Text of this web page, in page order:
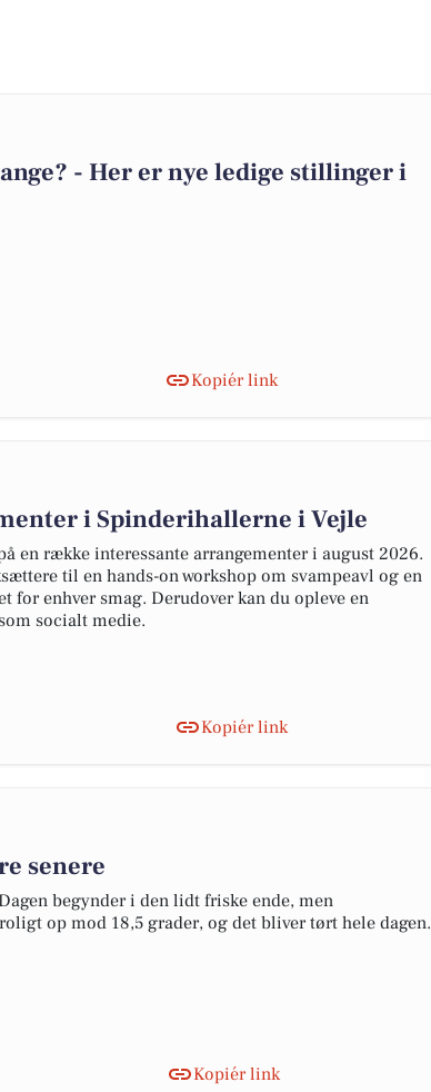
- Her er nye ledige stillinger i
Kopiér link
i Spinderihallerne i Vejle
en række interessante arrangementer i august 2026.
til en hands-on workshop om svampeavl og en
for enhver smag. Derudover kan du opleve en
socialt medie.
Kopiér link
senere
begynder i den lidt friske ende, men
op mod 18,5 grader, og det bliver tørt hele dagen.
Kopiér link